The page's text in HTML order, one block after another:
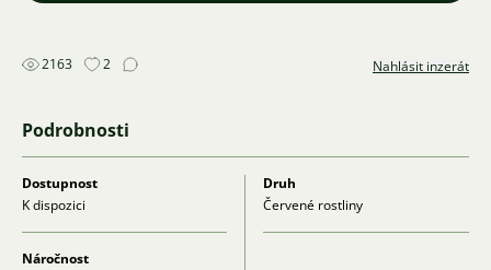
2163 2 Nahlásit inzerát
Podrobnosti
Dostupnost
K dispozici
Druh
Červené rostliny
Náročnost